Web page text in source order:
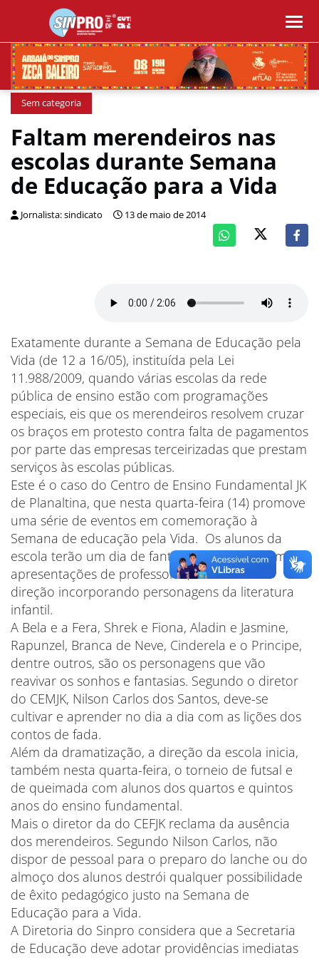
Sem categoria
Faltam merendeiros nas
escolas durante Semana
de Educação para a Vida
Jornalista: sindicato 13 de maio de 2014
Exatamente durante a Semana de Educação pela
Vida (de 12 a 16/05), instituída pela Lei
11.988/2009, quando várias escolas da rede
pública de ensino estão com programações
especiais, eis que os merendeiros resolvem cruzar
os braços em protesto contra falta de pagamentos
por parte das empresas terceirizadas que prestam
serviços às escolas públicas.
Este é o caso do Centro de Ensino Fundamental JK
de Planaltina, que nesta quarta-feira (14) promove
uma série de eventos em comemoração à
Semana de educação pela Vida. Os alunos da
escola terão um dia de fantasia e encanto com
apresentações de professores, servidores e
direção incorporando personagens da literatura
infantil.
A Bela e a Fera, Shrek e Fiona, Aladin e Jasmine,
Rapunzel, Branca de Neve, Cinderela e o Principe,
dentre outros, são os personagens que vão
reavivar os sonhos e fantasias. Segundo o diretor
do CEMJK, Nilson Carlos dos Santos, deve-se
cultivar e aprender no dia a dia com as lições dos
contos de fada.
Além da dramatização, a direção da escola inicia,
também nesta quarta-feira, o torneio de futsal e
de queimada com alunos dos quartos e quintos
anos do ensino fundamental.
Mais o diretor da do CEFJK reclama da ausência
dos merendeiros. Segundo Nilson Carlos, não
dispor de pessoal para o preparo do lanche ou do
almoço dos alunos destrói qualquer possibilidade
de êxito pedagógico justo na Semana de
Educação para a Vida.
A Diretoria do Sinpro considera que a Secretaria
de Educação deve adotar providências imediatas